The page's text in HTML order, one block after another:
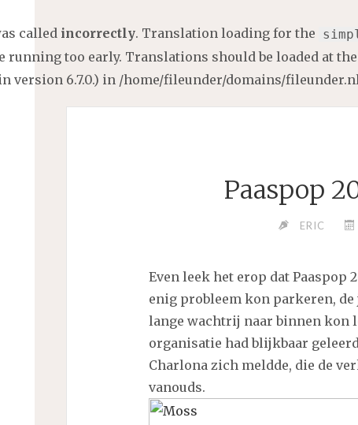
called incorrectly. Translation loading for the
too early. Translations should be loaded at the
version 6.7.0.) in /home/fileunder/domains/
Paaspop
ERIC
Even leek het erop dat Paaspop
enig probleem kon parkeren,
lange wachtrij naar binnen kon
organisatie had blijkbaar
Charlona zich meldde, die de
vanouds.